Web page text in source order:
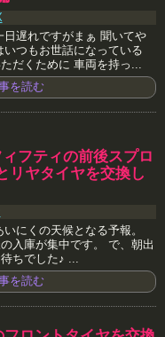
日遅れですがまぁ 聞いてや
つもお世話になっている
だくために 車両を持っ...
を読む
ィフティの前後スプロ
リヤタイヤを交換し
にくの天候となる予報。
入庫が集中です。 で、朝出
ちでした♪ ...
を読む